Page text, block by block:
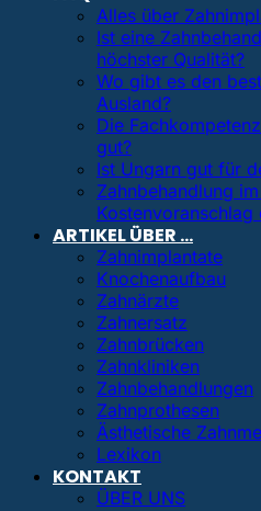
Alles über
Ist eine
höchster Qualität?
Wo gibt es den
Ausland?
Die
gut?
Ist Ungarn gut für
Zahnbehandlung
Kostenvoranschlag
ARTIKEL ÜBER …
Zahnimplantate
Knochenaufbau
Zahnärzte
Zahnersatz
Zahnbrücken
Zahnkliniken
Zahnbehandlungen
Zahnprothesen
Ästhetische
Lexikon
KONTAKT
ÜBER UNS